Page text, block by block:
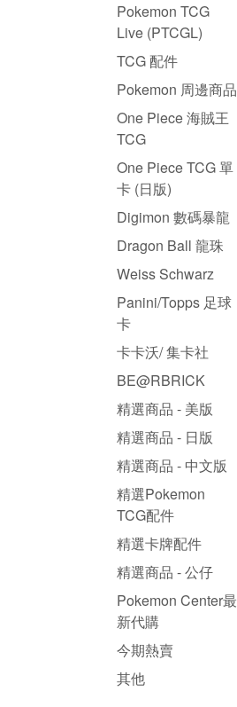
Pokemon TCG
Live (PTCGL)
TCG 配件
Pokemon 周邊商品
One Piece 海賊王
TCG
One Piece TCG 單
卡 (日版)
Digimon 數碼暴龍
Dragon Ball 龍珠
Weiss Schwarz
Panini/Topps 足球
卡
卡卡沃/ 集卡社
BE@RBRICK
精選商品 - 美版
精選商品 - 日版
精選商品 - 中文版
精選Pokemon
TCG配件
精選卡牌配件
精選商品 - 公仔
Pokemon Center最
新代購
今期熱賣
其他